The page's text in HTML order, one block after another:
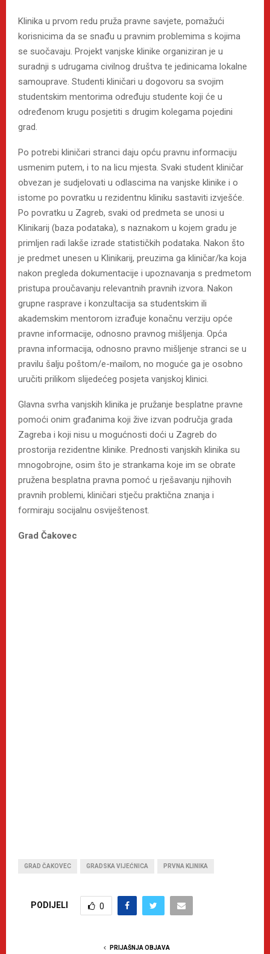
Klinika u prvom redu pruža pravne savjete, pomažući
korisnicima da se snađu u pravnim problemima s kojima
se suočavaju. Projekt vanjske klinike organiziran je u
suradnji s udrugama civilnog društva te jedinicama lokalne
samouprave. Studenti kliničari u dogovoru sa svojim
studentskim mentorima određuju studente koji će u
određenom krugu posjetiti s drugim kolegama pojedini
grad.
Po potrebi kliničari stranci daju opću pravnu informaciju
usmenim putem, i to na licu mjesta. Svaki student kliničar
obvezan je sudjelovati u odlascima na vanjske klinike i o
istome po povratku u rezidentnu kliniku sastaviti izvješće.
Po povratku u Zagreb, svaki od predmeta se unosi u
Klinikarij (baza podataka), s naznakom u kojem gradu je
primljen radi lakše izrade statističkih podataka. Nakon što
je predmet unesen u Klinikarij, preuzima ga kliničar/ka koja
nakon pregleda dokumentacije i upoznavanja s predmetom
pristupa proučavanju relevantnih pravnih izvora. Nakon
grupne rasprave i konzultacija sa studentskim ili
akademskim mentorom izrađuje konačnu verziju opće
pravne informacije, odnosno pravnog mišljenja. Opća
pravna informacija, odnosno pravno mišljenje stranci se u
pravilu šalju poštom/e-mailom, no moguće ga je osobno
uručiti prilikom slijedećeg posjeta vanjskoj klinici.
Glavna svrha vanjskih klinika je pružanje besplatne pravne
pomoći onim građanima koji žive izvan područja grada
Zagreba i koji nisu u mogućnosti doći u Zagreb do
prostorija rezidentne klinike. Prednosti vanjskih klinika su
mnogobrojne, osim što je strankama koje im se obrate
pružena besplatna pravna pomoć u rješavanju njihovih
pravnih problemi, kliničari stječu praktična znanja i
formiraju socijalnu osviještenost.
Grad Čakovec
GRAD ČAKOVEC GRADSKA VIJEĆNICA PRVNA KLINIKA
PODIJELI 0
PRIJAŠNJA OBJAVA